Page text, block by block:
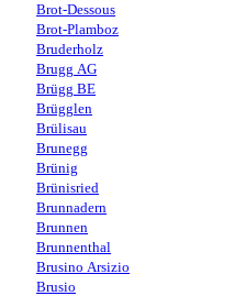
Brot-Dessous
Brot-Plamboz
Bruderholz
Brugg AG
Brügg BE
Brügglen
Brülisau
Brunegg
Brünig
Brünisried
Brunnadern
Brunnen
Brunnenthal
Brusino Arsizio
Brusio